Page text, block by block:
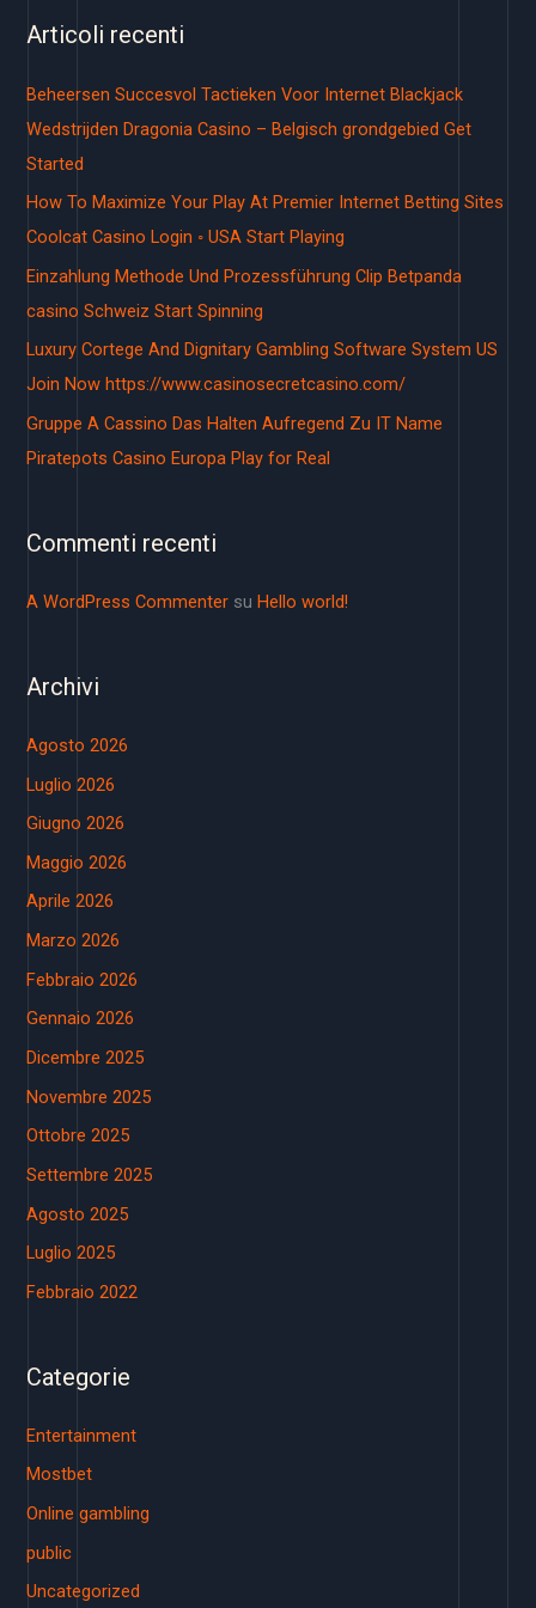
c
a
:
Articoli recenti
Beheersen Succesvol Tactieken Voor Internet Blackjack
Wedstrijden Dragonia Casino – Belgisch grondgebied Get
Started
How To Maximize Your Play At Premier Internet Betting Sites
Coolcat Casino Login ◦ USA Start Playing
Einzahlung Methode Und Prozessführung Clip Betpanda
casino Schweiz Start Spinning
Luxury Cortege And Dignitary Gambling Software System US
Join Now https://www.casinosecretcasino.com/
Gruppe A Cassino Das Halten Aufregend Zu IT Name
Piratepots Casino Europa Play for Real
Commenti recenti
A WordPress Commenter suHello world!
Archivi
Agosto 2026
Luglio 2026
Giugno 2026
Maggio 2026
Aprile 2026
Marzo 2026
Febbraio 2026
Gennaio 2026
Dicembre 2025
Novembre 2025
Ottobre 2025
Settembre 2025
Agosto 2025
Luglio 2025
Febbraio 2022
Categorie
Entertainment
Mostbet
Online gambling
public
Uncategorized